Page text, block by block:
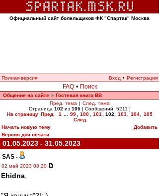
Официальный сайт болельщиков ФК "Спартак" Москва
Полная версия Вход • Регистрация
FAQ • Поиск
Общение на сайте » Гостевая книга ВВ
Пред. тема | След. тема
Страница 102 из 105[ Сообщений: 5211 ]
На страницу Пред. 1 99 100 101 102 103 104
105
След.
Начать новую тему
Добавить
Версия для печати
01.05.2023 - 31.05.2023
SAS -
02 май 2023 08:20
Ehidna